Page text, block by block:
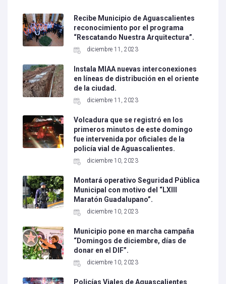
Recibe Municipio de Aguascalientes
reconocimiento por el programa
“Rescatando Nuestra Arquitectura”.
diciembre 11, 2023
Instala MIAA nuevas interconexiones
en líneas de distribución en el oriente
de la ciudad.
diciembre 11, 2023
Volcadura que se registró en los
primeros minutos de este domingo
fue intervenida por oficiales de la
policía vial de Aguascalientes.
diciembre 10, 2023
Montará operativo Seguridad Pública
Municipal con motivo del “LXIII
Maratón Guadalupano”.
diciembre 10, 2023
Municipio pone en marcha campaña
“Domingos de diciembre, días de
donar en el DIF”.
diciembre 10, 2023
Policías Viales de Aguascalientes